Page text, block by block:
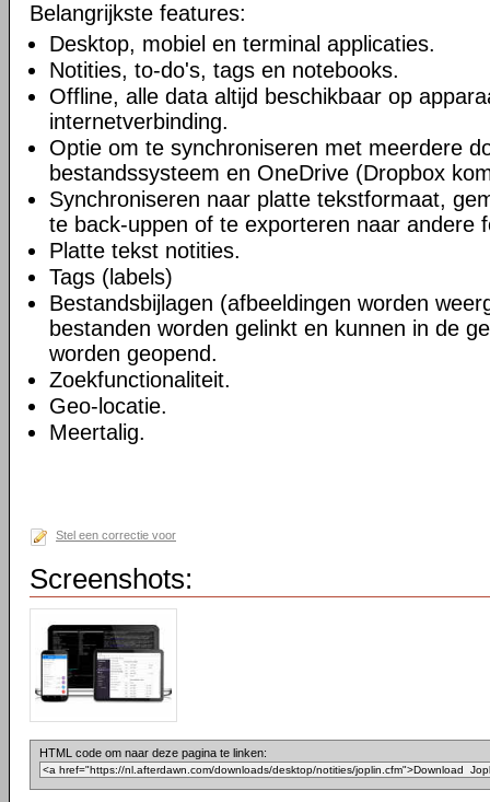
Belangrijkste features:
Desktop, mobiel en terminal applicaties.
Notities, to-do's, tags en notebooks.
Offline, alle data altijd beschikbaar op
internetverbinding.
Optie om te synchroniseren met meerdere
bestandssysteem en OneDrive (Dropbox
Synchroniseren naar platte tekstformaat,
te back-uppen of te exporteren naar andere
Platte tekst notities.
Tags (labels)
Bestandsbijlagen (afbeeldingen worden
bestanden worden gelinkt en kunnen in de
worden geopend.
Zoekfunctionaliteit.
Geo-locatie.
Meertalig.
Stel een correctie voor
Screenshots:
HTML code om naar deze pagina te linken: